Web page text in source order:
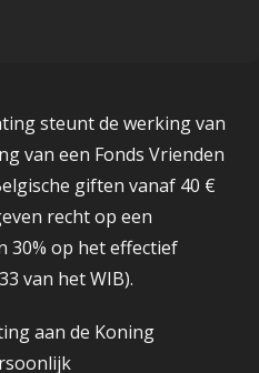
steunt de werking van
van een Fonds Vrienden
giften vanaf 40 €
recht op een
30% op het effectief
van het WIB).
aan de Koning